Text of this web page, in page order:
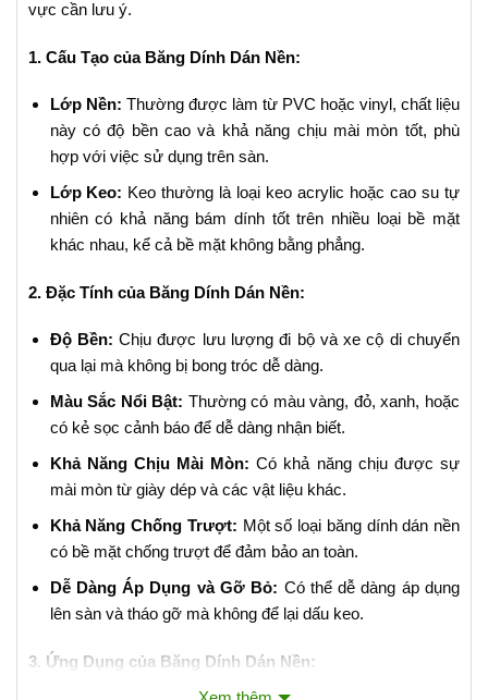
vực cần lưu ý.
1. Cấu Tạo của Băng Dính Dán Nền:
Lớp Nền: Thường được làm từ PVC hoặc vinyl, chất liệu
này có độ bền cao và khả năng chịu mài mòn tốt, phù
hợp với việc sử dụng trên sàn.
Lớp Keo: Keo thường là loại keo acrylic hoặc cao su tự
nhiên có khả năng bám dính tốt trên nhiều loại bề mặt
khác nhau, kể cả bề mặt không bằng phẳng.
2. Đặc Tính của Băng Dính Dán Nền:
Độ Bền: Chịu được lưu lượng đi bộ và xe cộ di chuyển
qua lại mà không bị bong tróc dễ dàng.
Màu Sắc Nổi Bật: Thường có màu vàng, đỏ, xanh, hoặc
có kẻ sọc cảnh báo để dễ dàng nhận biết.
Khả Năng Chịu Mài Mòn: Có khả năng chịu được sự
mài mòn từ giày dép và các vật liệu khác.
Khả Năng Chống Trượt: Một số loại băng dính dán nền
có bề mặt chống trượt để đảm bảo an toàn.
Dễ Dàng Áp Dụng và Gỡ Bỏ: Có thể dễ dàng áp dụng
lên sàn và tháo gỡ mà không để lại dấu keo.
3. Ứng Dụng của Băng Dính Dán Nền: